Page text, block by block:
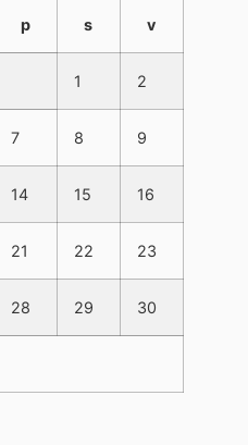
p s v
1 2
7 8 9
14 15 16
21 22 23
28 29 30